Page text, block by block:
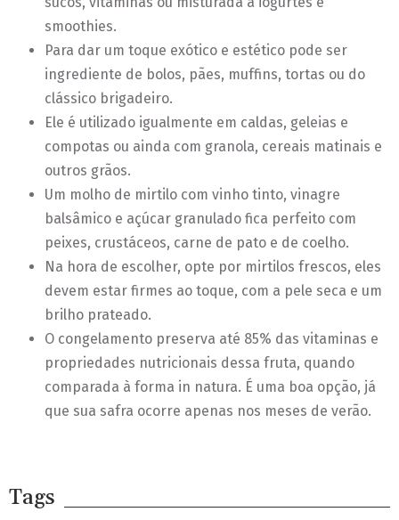
smoothies.
Para dar um toque exótico e estético pode ser
ingrediente de bolos, pães, muffins, tortas ou do
clássico brigadeiro.
Ele é utilizado igualmente em caldas, geleias e
compotas ou ainda com granola, cereais matinais e
outros grãos.
Um molho de mirtilo com vinho tinto, vinagre
balsâmico e açúcar granulado fica perfeito com
peixes, crustáceos, carne de pato e de coelho.
Na hora de escolher, opte por mirtilos frescos, eles
devem estar firmes ao toque, com a pele seca e um
brilho prateado.
O congelamento preserva até 85% das vitaminas e
propriedades nutricionais dessa fruta, quando
comparada à forma in natura. É uma boa opção, já
que sua safra ocorre apenas nos meses de verão.
Tags